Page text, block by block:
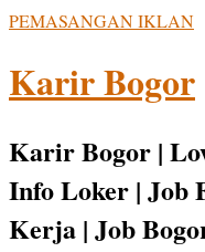
PEMASANGAN IKLAN
Karir Bogor
Karir Bogor |
Info Loker | Job
Kerja | Job